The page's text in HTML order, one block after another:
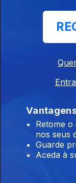
Retome
nos seus
Guarde
Aceda à